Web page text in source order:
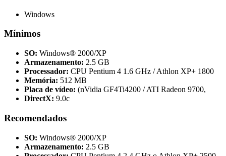
Windows
Mínimos
SO: Windows® 2000/XP
Armazenamento: 2.5 GB
Processador: CPU Pentium 4 1.6 GHz / Athlon XP+ 1800
Memória: 512 MB
Placa de vídeo: (nVidia GF4Ti4200 / ATI Radeon 9700,
DirectX: 9.0c
Recomendados
SO: Windows® 2000/XP
Armazenamento: 2.5 GB